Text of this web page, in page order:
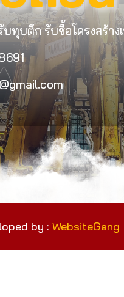
ทุบตึก รับซื้อโครงสร้า
by : WebsiteGang